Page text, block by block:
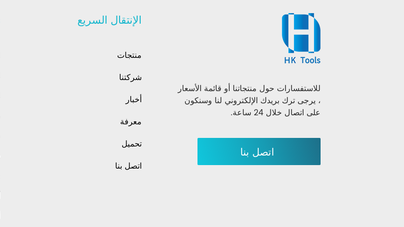
للاستفسارات حول منتجاتنا أو قائمة الأسعار
، يرجى ترك بريدك الإلكتروني لنا وسنكون
على اتصال خلال 24 ساعة.
اتصل بنا
الإنتقال السريع
منتجات
شركتنا
أخبار
معرفة
تحميل
اتصل بنا